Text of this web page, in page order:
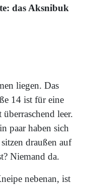
das Aksnibuk
liegen. Das
14 ist für eine
leer.
paar haben sich
draußen auf
Niemand da.
nebenan, ist